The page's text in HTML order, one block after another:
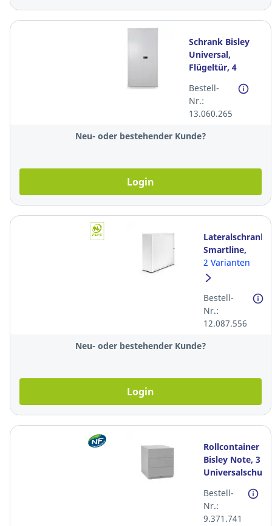
Schrank Bisley
Universal,
Flügeltür, 4
T40 x H195
cm,weiss
Bestell-
Nr.:
13.060.265
Neu- oder bestehender Kunde?
Login
Lateralschrank
Smartline,
120x40x113
cm (BxTxH),
2 Varianten
Bestell-
Nr.:
12.087.556
Neu- oder bestehender Kunde?
Login
Rollcontainer
Bisley Note, 3
silver
Bestell-
Nr.:
9.371.741